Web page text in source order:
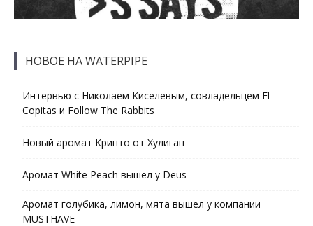
НОВОЕ НА WATERPIPE
Интервью с Николаем Киселевым, совладельцем El
Copitas и Follow The Rabbits
Новый аромат Крипто от Хулиган
Аромат White Peach вышел у Deus
Аромат голубика, лимон, мята вышел у компании
MUSTHAVE